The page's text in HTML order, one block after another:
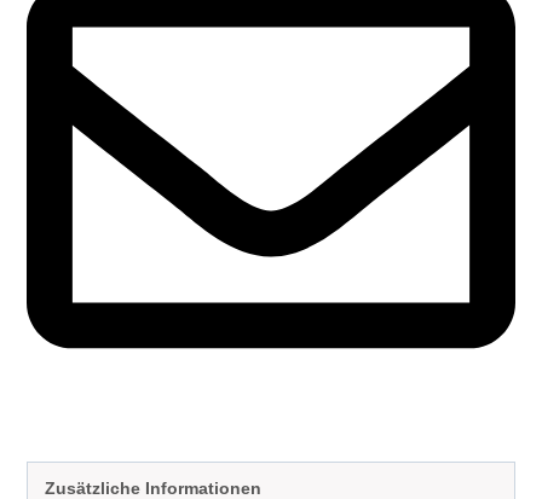
Zusätzliche Informationen